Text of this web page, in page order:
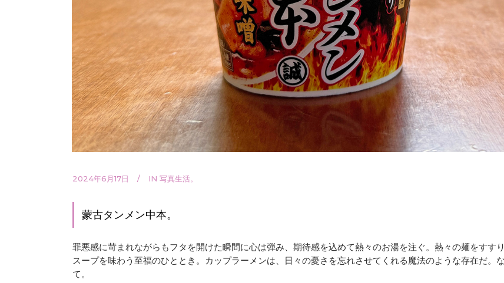
2024年6月17日 IN 写真生活。
蒙古タンメン中本。
罪悪感に苛まれながらもフタを開けた瞬間に心は弾み、期待感を込めて熱々のお湯を注ぐ。熱々の麺をすす
スープを味わう至福のひととき。カップラーメンは、日々の憂さを忘れさせてくれる魔法のような存在だ。
て。